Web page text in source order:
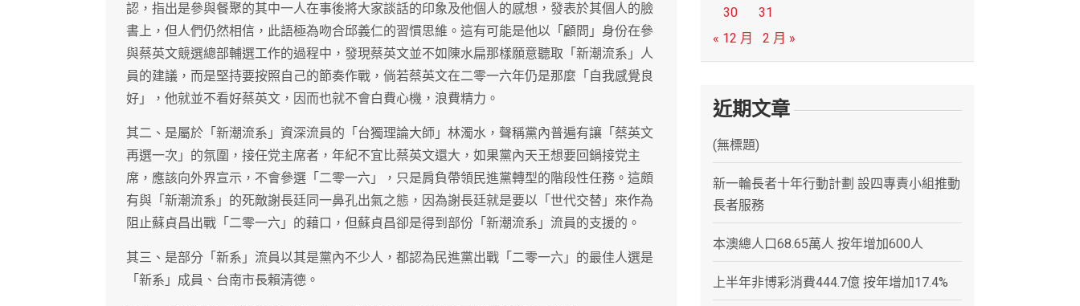
認，指出是參與餐聚的其中一人在事後將大家談話的印象及他個人的感想，發表於其個人的臉
書上，但人們仍然相信，此語極為吻合邱義仁的習慣思維。這有可能是他以「顧問」身份在參
與蔡英文競選總部輔選工作的過程中，發現蔡英文並不如陳水扁那樣願意聽取「新潮流系」人
員的建議，而是堅持要按照自己的節奏作戰，倘若蔡英文在二零一六年仍是那麼「自我感覺良
好」，他就並不看好蔡英文，因而也就不會白費心機，浪費精力。
其二、是屬於「新潮流系」資深流員的「台獨理論大師」林濁水，聲稱黨內普遍有讓「蔡英文
再選一次」的氛圍，接任党主席者，年紀不宜比蔡英文還大，如果黨內天王想要回鍋接党主
席，應該向外界宣示，不會參選「二零一六」，只是肩負帶領民進黨轉型的階段性任務。這頗
有與「新潮流系」的死敵謝長廷同一鼻孔出氣之態，因為謝長廷就是要以「世代交替」來作為
阻止蘇貞昌出戰「二零一六」的藉口，但蘇貞昌卻是得到部份「新潮流系」流員的支援的。
其三、是部分「新系」流員以其是黨內不少人，都認為民進黨出戰「二零一六」的最佳人選是
「新系」成員、台南市長賴清德。
30
31
« 12 月
2 月 »
近期文章
(無標題)
新一輪長者十年行動計劃 設四專責小組推動
長者服務
本澳總人口68.65萬人 按年增加600人
上半年非博彩消費444.7億 按年增加17.4%